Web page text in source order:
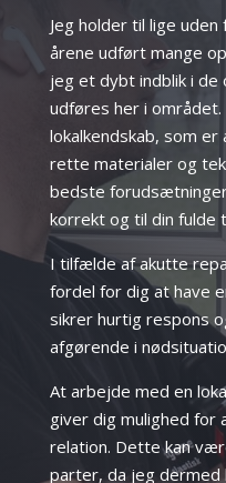
Jeg holder til lige
årene udført mange
jeg et dybt indblik i
udføres her i
lokalkendskab, som
rette materialer og
bedste
korrekt og til din fulde
I tilfælde af akutte
fordel for dig at have
sikrer hurtig respons
afgørende i
At arbejde med en
giver dig mulighed for
relation. Dette kan
parter, da jeg dermed